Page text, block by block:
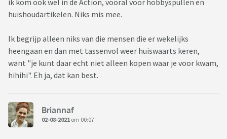
ik kom ook wel in de Action, vooral voor hobbyspullen en
huishoudartikelen. Niks mis mee.
Ik begrijp alleen niks van die mensen die er wekelijks
heengaan en dan met tassenvol weer huiswaarts keren,
want "je kunt daar echt niet alleen kopen waar je voor kwam,
hihihi". Eh ja, dat kan best.
Briannaf
02-08-2021 om 00:07